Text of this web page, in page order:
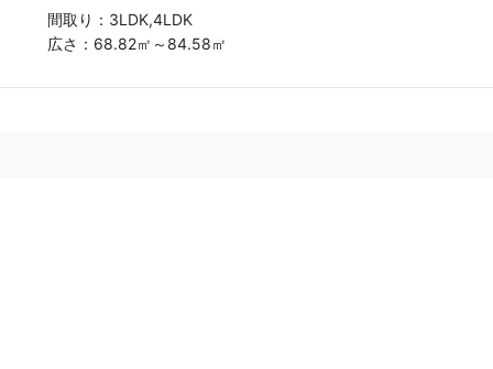
間取り： 3LDK,4LDK
広さ： 68.82㎡～84.58㎡